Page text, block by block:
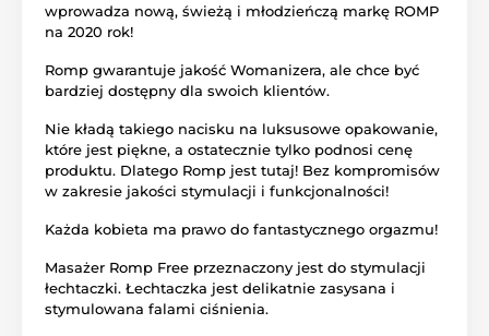
wprowadza nową, świeżą i młodzieńczą markę ROMP
na 2020 rok!
Romp gwarantuje jakość Womanizera, ale chce być
bardziej dostępny dla swoich klientów.
Nie kładą takiego nacisku na luksusowe opakowanie,
które jest piękne, a ostatecznie tylko podnosi cenę
produktu. Dlatego Romp jest tutaj! Bez kompromisów
w zakresie jakości stymulacji i funkcjonalności!
Każda kobieta ma prawo do fantastycznego orgazmu!
Masażer Romp Free przeznaczony jest do stymulacji
łechtaczki. Łechtaczka jest delikatnie zasysana i
stymulowana falami ciśnienia.